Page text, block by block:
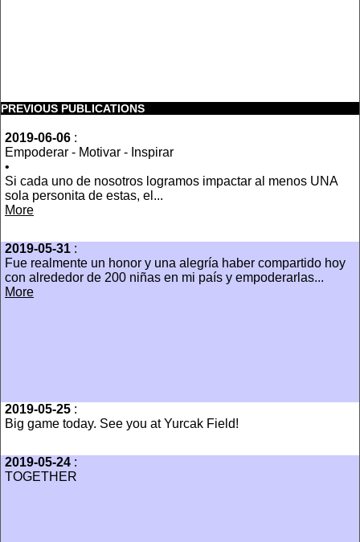
PREVIOUS PUBLICATIONS
2019-06-06 :
Empoderar - Motivar - Inspirar
•
Si cada uno de nosotros logramos impactar al menos UNA
sola personita de estas, el...
More
2019-05-31 :
Fue realmente un honor y una alegría haber compartido hoy
con alrededor de 200 niñas en mi país y empoderarlas...
More
2019-05-25 :
Big game today. See you at Yurcak Field!
2019-05-24 :
TOGETHER